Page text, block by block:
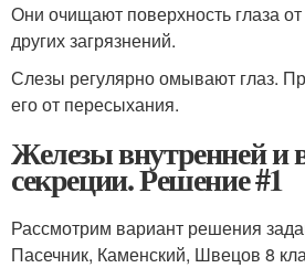
Они очищают поверхность глаза
других загрязнений.
Слезы регулярно омывают глаз.
его от пересыхания.
Железы внутренней и
секреции. Решение #1
Рассмотрим вариант решения
Пасечник, Каменский, Швецов 8